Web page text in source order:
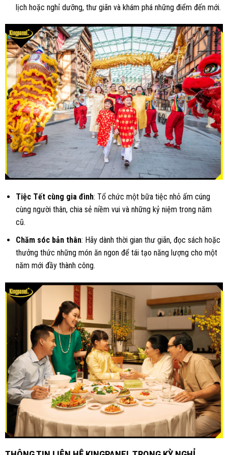
lịch hoặc nghỉ dưỡng, thư giãn và khám phá những điểm đến mới.
Tiệc Tết cùng gia đình: Tổ chức một bữa tiệc nhỏ ấm cúng
cùng người thân, chia sẻ niềm vui và những kỷ niệm trong năm
cũ.
Chăm sóc bản thân: Hãy dành thời gian thư giãn, đọc sách hoặc
thưởng thức những món ăn ngon để tái tạo năng lượng cho một
năm mới đầy thành công.